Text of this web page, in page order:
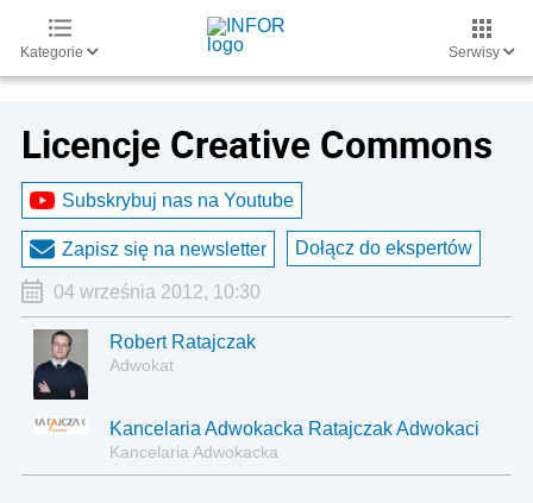
Kategorie Serwisy
Licencje Creative Commons
Subskrybuj nas na Youtube
Zapisz się na newsletter Dołącz do ekspertów
04 września 2012, 10:30
Robert Ratajczak
Adwokat
Kancelaria Adwokacka Ratajczak Adwokaci
Kancelaria Adwokacka